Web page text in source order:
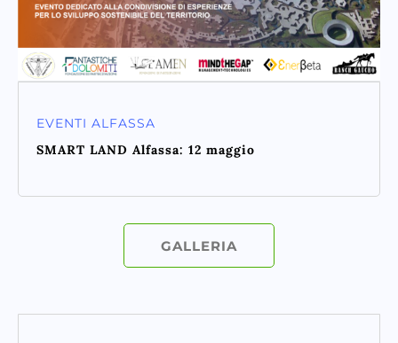
EVENTI ALFASSA
SMART LAND Alfassa: 12 maggio
GALLERIA